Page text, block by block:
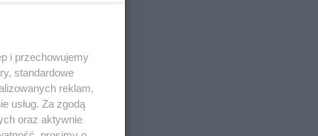
i przechowujemy
standardowe
reklam,
usług. Za zgodą
oraz aktywnie